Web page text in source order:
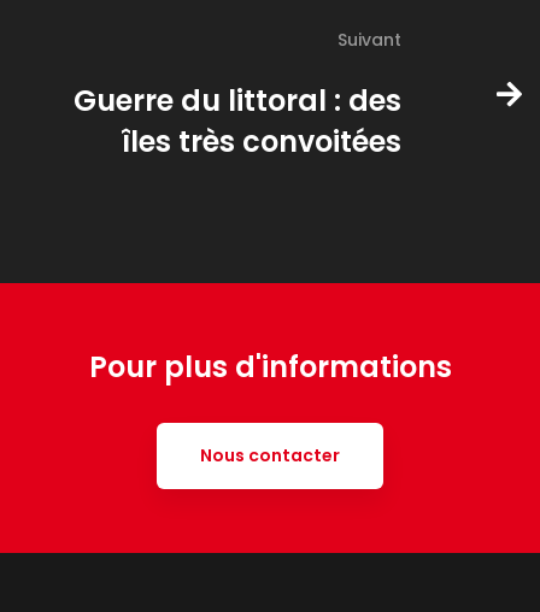
Suivant
Guerre du littoral : des
îles très convoitées
Pour plus d'informations
Nous contacter